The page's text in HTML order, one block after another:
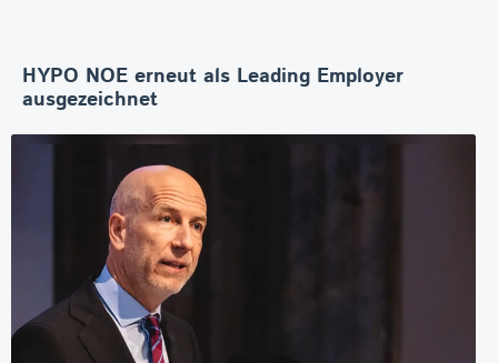
HYPO NOE erneut als Leading Employer
ausgezeichnet